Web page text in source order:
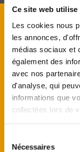
Ce site web utilise
Les cookies nous
les annonces,
médias sociaux et
également des
avec nos
d'analyse, qui
informations que
collectées lors de
Nécessaires